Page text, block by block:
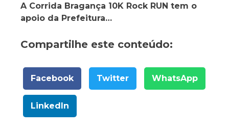
A Corrida Bragança 10K Rock RUN tem o
apoio da Prefeitura…
Compartilhe este conteúdo:
Facebook Twitter WhatsApp
LinkedIn